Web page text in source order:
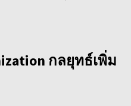
กลยุทธ์เพิ่ม